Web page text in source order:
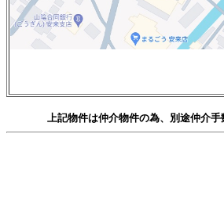
上記物件は仲介物件の為、別途仲介手数